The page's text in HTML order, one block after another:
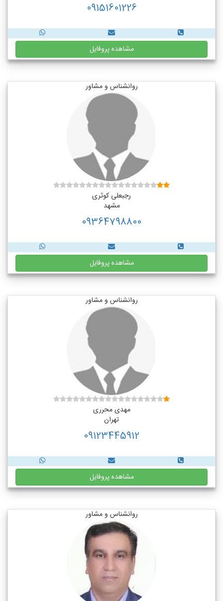
09151601226
مشاهده پروفایل
روانشناس و مشاور
رجبعلی کوثری
مشهد
09364798800
مشاهده پروفایل
روانشناس و مشاور
مهدی محرری
تهران
09123445912
مشاهده پروفایل
روانشناس و مشاور